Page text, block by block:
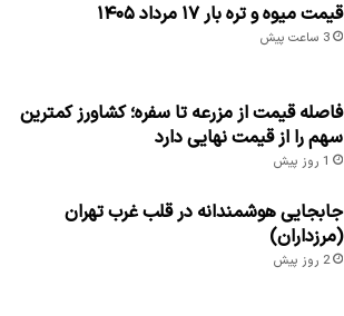
قیمت میوه و تره بار ۱۷ مرداد ۱۴۰۵
3 ساعت پیش
فاصله قیمت از مزرعه تا سفره؛ کشاورز کمترین
سهم را از قیمت نهایی دارد
1 روز پیش
جابجایی هوشمندانه در قلب غرب تهران
(مرزداران)
2 روز پیش